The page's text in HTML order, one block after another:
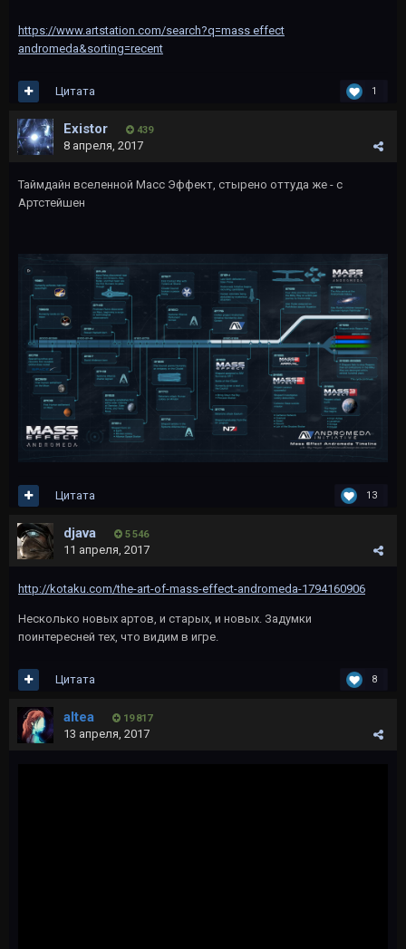
https://www.artstation.com/search?q=mass effect
andromeda&sorting=recent
1
Цитата
Existor 439
8 апреля, 2017
Таймдайн вселенной Масс Эффект, стырено оттуда же - с
Артстейшен
13
Цитата
djava 5 546
11 апреля, 2017
http://kotaku.com/the-art-of-mass-effect-andromeda-1794160906
Несколько новых артов, и старых, и новых. Задумки
поинтересней тех, что видим в игре.
8
Цитата
altea 19 817
13 апреля, 2017